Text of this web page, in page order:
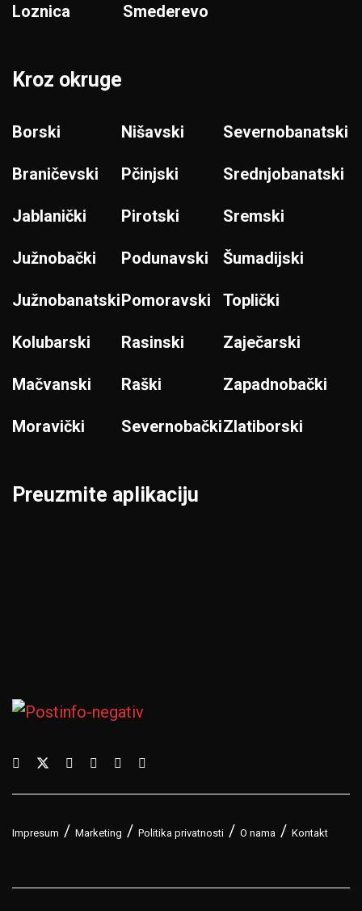
Loznica Smederevo
Kroz okruge
Borski
Braničevski
Jablanički
Južnobački
Južnobanatski
Kolubarski
Mačvanski
Moravički
Nišavski
Pčinjski
Pirotski
Podunavski
Pomoravski
Rasinski
Raški
Severnobački
Severnobanatski
Srednjobanatski
Sremski
Šumadijski
Toplički
Zaječarski
Zapadnobački
Zlatiborski
Preuzmite aplikaciju
Impresum Marketing Politika privatnosti O nama Kontakt